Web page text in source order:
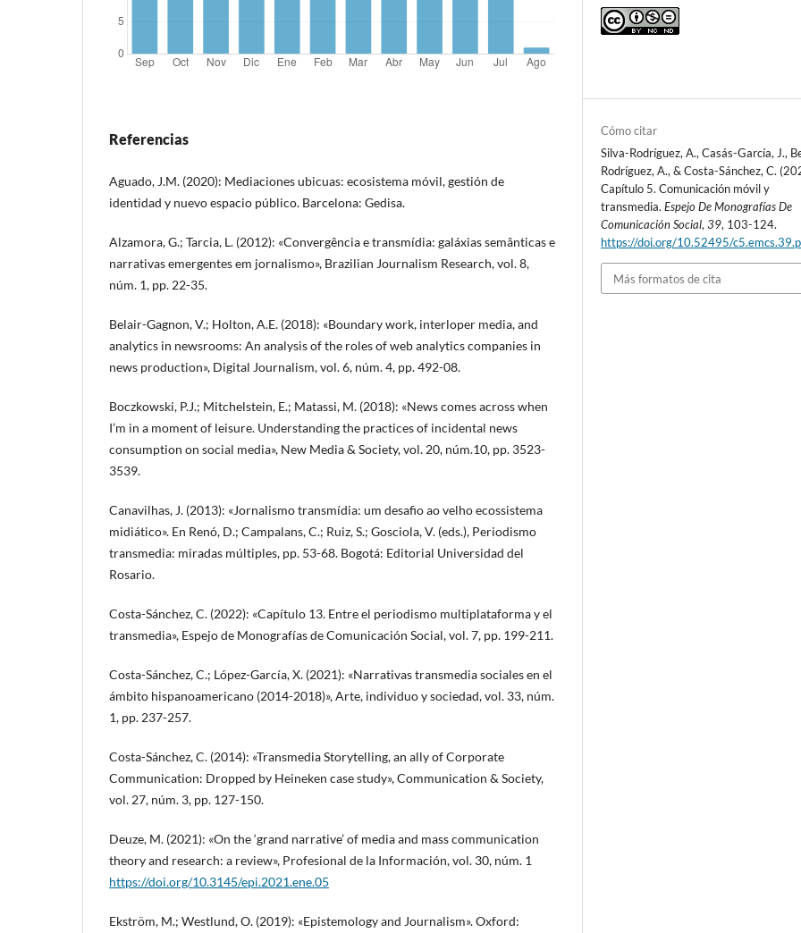
Referencias
Aguado, J.M. (2020): Mediaciones ubicuas: ecosistema móvil, gestión de
identidad y nuevo espacio público. Barcelona: Gedisa.
Alzamora, G.; Tarcia, L. (2012): «Convergência e transmídia: galáxias semânticas e
narrativas emergentes em jornalismo», Brazilian Journalism Research, vol. 8,
núm. 1, pp. 22-35.
Belair-Gagnon, V.; Holton, A.E. (2018): «Boundary work, interloper media, and
analytics in newsrooms: An analysis of the roles of web analytics companies in
news production», Digital Journalism, vol. 6, núm. 4, pp. 492-08.
Boczkowski, P.J.; Mitchelstein, E.; Matassi, M. (2018): «News comes across when
I’m in a moment of leisure. Understanding the practices of incidental news
consumption on social media», New Media & Society, vol. 20, núm.10, pp. 3523-
3539.
Canavilhas, J. (2013): «Jornalismo transmídia: um desafio ao velho ecossistema
midiático». En Renó, D.; Campalans, C.; Ruiz, S.; Gosciola, V. (eds.), Periodismo
transmedia: miradas múltiples, pp. 53-68. Bogotá: Editorial Universidad del
Rosario.
Costa-Sánchez, C. (2022): «Capítulo 13. Entre el periodismo multiplataforma y el
transmedia», Espejo de Monografías de Comunicación Social, vol. 7, pp. 199-211.
Costa-Sánchez, C.; López-García, X. (2021): «Narrativas transmedia sociales en el
ámbito hispanoamericano (2014-2018)», Arte, individuo y sociedad, vol. 33, núm.
1, pp. 237-257.
Costa-Sánchez, C. (2014): «Transmedia Storytelling, an ally of Corporate
Communication: Dropped by Heineken case study», Communication & Society,
vol. 27, núm. 3, pp. 127-150.
Deuze, M. (2021): «On the ‘grand narrative’ of media and mass communication
theory and research: a review», Profesional de la Información, vol. 30, núm. 1
https://doi.org/10.3145/epi.2021.ene.05
Ekström, M.; Westlund, O. (2019): «Epistemology and Journalism». Oxford:
Cómo citar
Silva-Rodríguez, A., Casás-García, J.,
Rodríguez, A., & Costa-Sánchez, C.
Capítulo 5. Comunicación móvil y
transmedia.Espejo De Monografías De
Comunicación Social,39, 103-124.
https://doi.org/10.52495/
Más formatos de cita